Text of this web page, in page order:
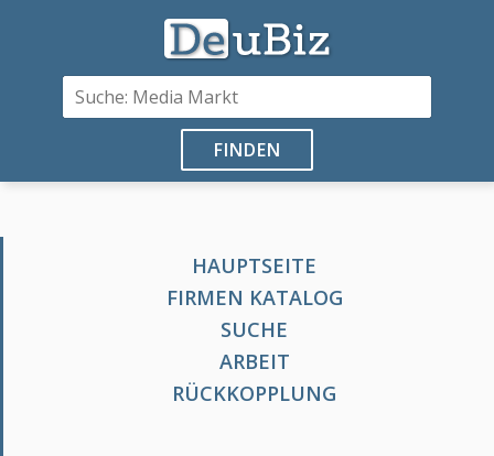
FINDEN
HAUPTSEITE
FIRMEN KATALOG
SUCHE
ARBEIT
RÜCKKOPPLUNG